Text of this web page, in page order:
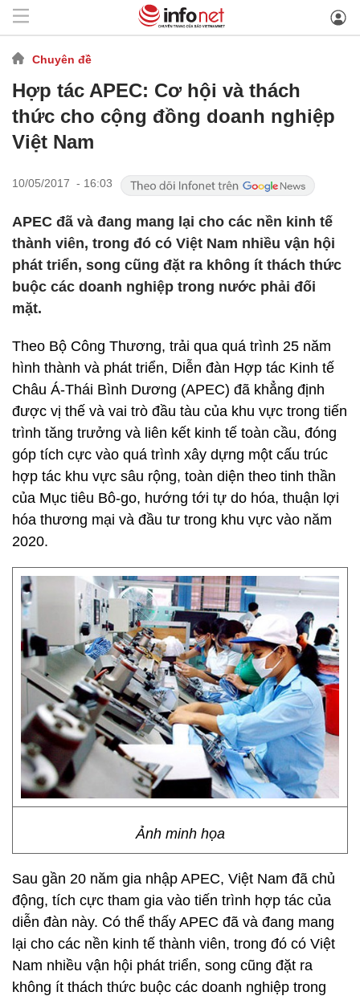
Chuyên đề
Hợp tác APEC: Cơ hội và thách
thức cho cộng đồng doanh nghiệp
Việt Nam
10/05/2017 - 16:03
APEC đã và đang mang lại cho các nền kinh tế
thành viên, trong đó có Việt Nam nhiều vận hội
phát triển, song cũng đặt ra không ít thách thức
buộc các doanh nghiệp trong nước phải đối
mặt.
Theo Bộ Công Thương, trải qua quá trình 25 năm
hình thành và phát triển, Diễn đàn Hợp tác Kinh tế
Châu Á-Thái Bình Dương (APEC) đã khẳng định
được vị thế và vai trò đầu tàu của khu vực trong tiến
trình tăng trưởng và liên kết kinh tế toàn cầu, đóng
góp tích cực vào quá trình xây dựng một cấu trúc
hợp tác khu vực sâu rộng, toàn diện theo tinh thần
của Mục tiêu Bô-go, hướng tới tự do hóa, thuận lợi
hóa thương mại và đầu tư trong khu vực vào năm
2020.
Ảnh minh họa
Sau gần 20 năm gia nhập APEC, Việt Nam đã chủ
động, tích cực tham gia vào tiến trình hợp tác của
diễn đàn này. Có thể thấy APEC đã và đang mang
lại cho các nền kinh tế thành viên, trong đó có Việt
Nam nhiều vận hội phát triển, song cũng đặt ra
không ít thách thức buộc các doanh nghiệp trong